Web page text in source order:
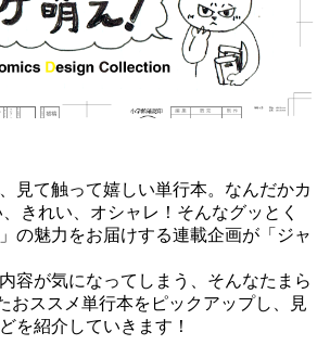
見て触って嬉しい単行本。なんだかカ
きれい、オシャレ！そんなグッとく
の魅力をお届けする連載企画が「ジャ
容が気になってしまう、そんなたまら
おススメ単行本をピックアップし、見
を紹介していきます！